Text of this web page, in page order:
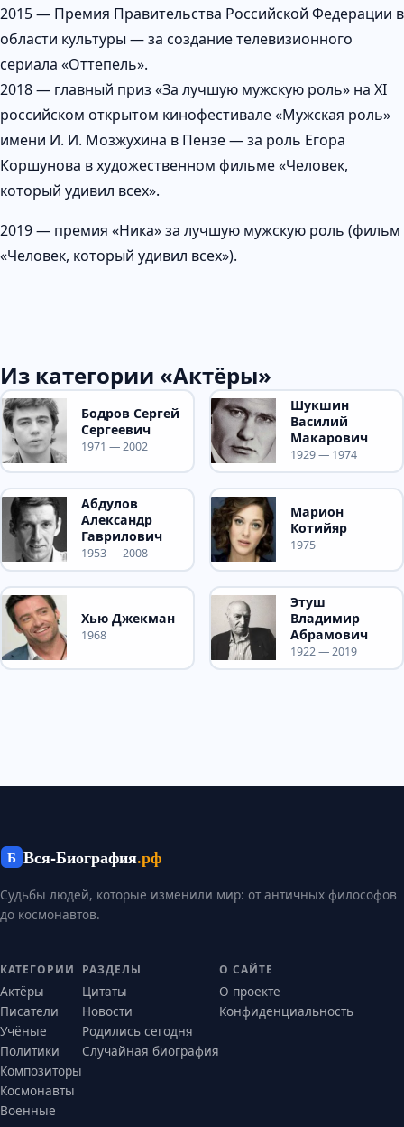
2015 — Премия Правительства Российской Федерации в
области культуры — за создание телевизионного
сериала «Оттепель».
2018 — главный приз «За лучшую мужскую роль» на XI
российском открытом кинофестивале «Мужская роль»
имени И. И. Мозжухина в Пензе — за роль Егора
Коршунова в художественном фильме «Человек,
который удивил всех».
2019 — премия «Ника» за лучшую мужскую роль (фильм
«Человек, который удивил всех»).
Из категории «Актёры»
Бодров Сергей
Сергеевич
1971 — 2002
Шукшин
Василий
Макарович
1929 — 1974
Абдулов
Александр
Гаврилович
1953 — 2008
Марион
Котийяр
1975
Хью Джекман
1968
Этуш
Владимир
Абрамович
1922 — 2019
Б Вся-Биография.рф
Судьбы людей, которые изменили мир: от античных философов
до космонавтов.
КАТЕГОРИИ
Актёры
Писатели
Учёные
Политики
Композиторы
Космонавты
Военные
РАЗДЕЛЫ
Цитаты
Новости
Родились сегодня
Случайная биография
О САЙТЕ
О проекте
Конфиденциальность